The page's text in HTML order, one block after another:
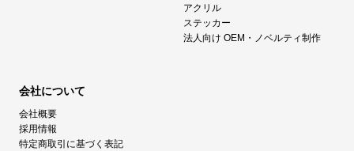
アクリル
ステッカー
法人向け OEM・ノベルティ制作
会社について
会社概要
採用情報
特定商取引に基づく表記